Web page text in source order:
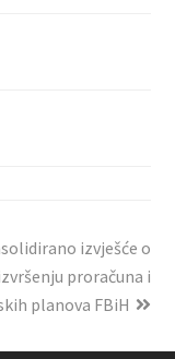
izvješće o
proračuna i
planova FBiH